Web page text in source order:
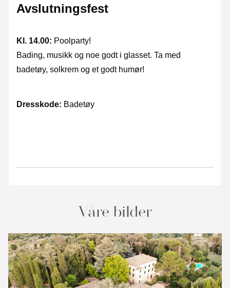
Avslutningsfest
Kl. 14.00: Poolparty!
Bading, musikk og noe godt i glasset. Ta med
badetøy, solkrem og et godt humør!
Dresskode: Badetøy
Våre bilder